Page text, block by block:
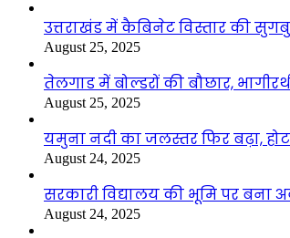
उत्तराखंड में कैबिनेट विस्तार की
August 25, 2025
तेलगाड में बोल्डरों की बौछार,
August 25, 2025
यमुना नदी का जलस्तर फिर बढ़ा,
August 24, 2025
सरकारी विद्यालय की भूमि पर बना
August 24, 2025